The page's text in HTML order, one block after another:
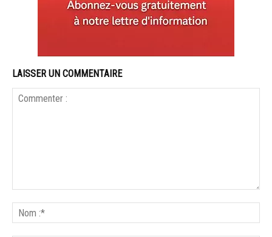
LAISSER UN COMMENTAIRE